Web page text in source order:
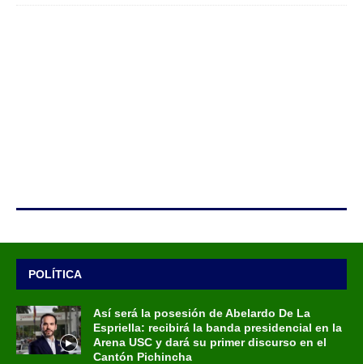
POLÍTICA
Así será la posesión de Abelardo De La
Espriella: recibirá la banda presidencial en la
Arena USC y dará su primer discurso en el
Cantón Pichincha